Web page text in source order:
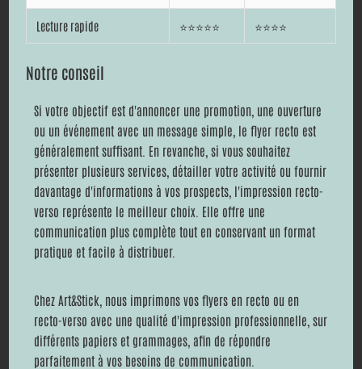
Lecture rapide ⭐⭐⭐⭐⭐ ⭐⭐⭐⭐
Notre conseil
Si votre objectif est d'annoncer une promotion, une ouverture
ou un événement avec un message simple, le flyer recto est
généralement suffisant. En revanche, si vous souhaitez
présenter plusieurs services, détailler votre activité ou fournir
davantage d'informations à vos prospects, l'impression recto-
verso représente le meilleur choix. Elle offre une
communication plus complète tout en conservant un format
pratique et facile à distribuer.
Chez Art&Stick, nous imprimons vos flyers en recto ou en
recto-verso avec une qualité d'impression professionnelle, sur
différents papiers et grammages, afin de répondre
parfaitement à vos besoins de communication.